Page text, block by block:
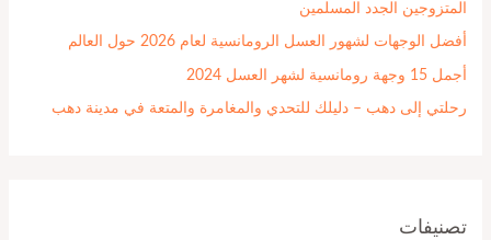
المتزوجين الجدد المسلمين
أفضل الوجهات لشهور العسل الرومانسية لعام 2026 حول العالم
أجمل 15 وجهة رومانسية لشهر العسل 2024
رحلتي إلى دهب – دليلك للتحدي والمغامرة والمتعة في مدينة دهب
تصنيفات